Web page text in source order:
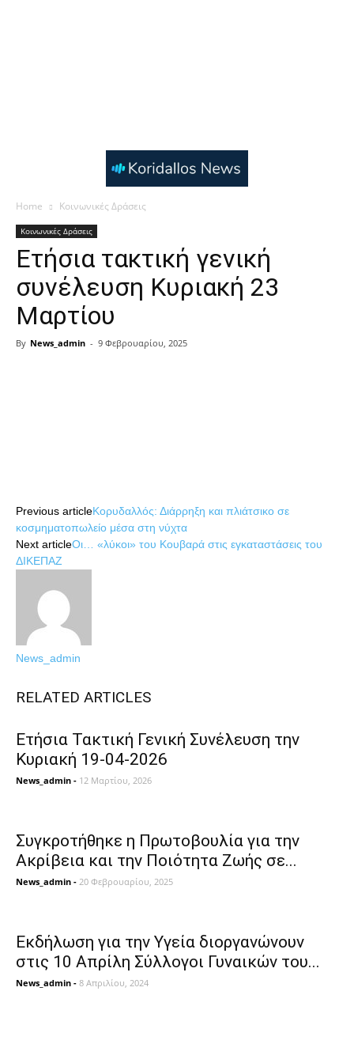
Home Κοινωνικές Δράσεις
Κοινωνικές Δράσεις
Ετήσια τακτική γενική
συνέλευση Κυριακή 23
Μαρτίου
By News_admin - 9 Φεβρουαρίου, 2025
Previous articleΚορυδαλλός: Διάρρηξη και πλιάτσικο σε
κοσμηματοπωλείο μέσα στη νύχτα
Next articleΟι… «λύκοι» του Κουβαρά στις εγκαταστάσεις του
ΔΙΚΕΠΑΖ
News_admin
RELATED ARTICLES
Ετήσια Τακτική Γενική Συνέλευση την
Κυριακή 19-04-2026
News_admin - 12 Μαρτίου, 2026
Συγκροτήθηκε η Πρωτοβουλία για την
Ακρίβεια και την Ποιότητα Ζωής σε...
News_admin - 20 Φεβρουαρίου, 2025
Eκδήλωση για την Υγεία διοργανώνουν
στις 10 Απρίλη Σύλλογοι Γυναικών του...
News_admin - 8 Απριλίου, 2024